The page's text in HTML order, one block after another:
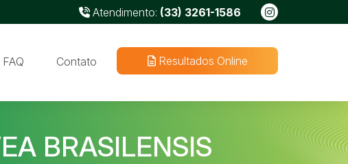
Atendimento: (33) 3261-1586
FAQ Contato Resultados Online
BRASILENSIS